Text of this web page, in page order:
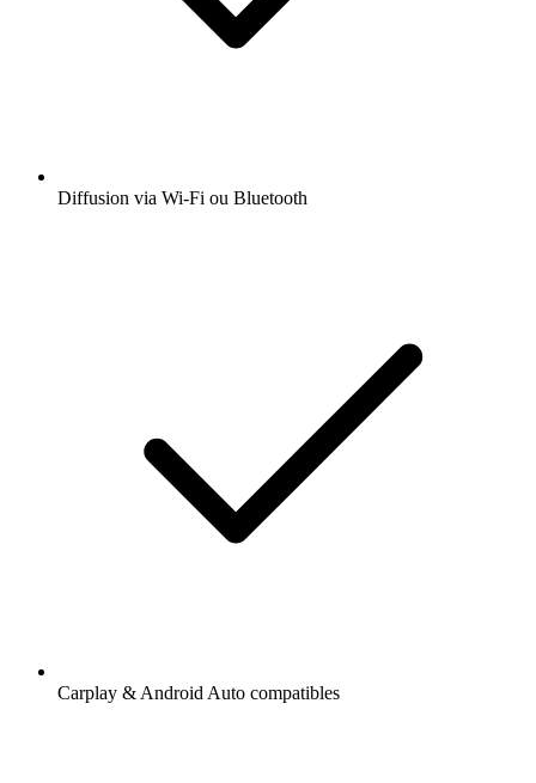
Diffusion via Wi-Fi ou Bluetooth
Carplay & Android Auto compatibles